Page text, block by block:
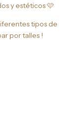
y estéticos 🩷
tipos de
por talles !